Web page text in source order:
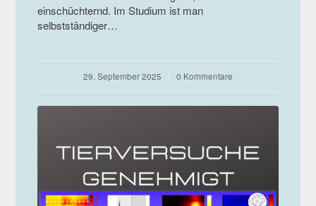
einschüchternd. Im Studium ist man
selbstständiger…
29. September 2025
/ 0 Kommentare